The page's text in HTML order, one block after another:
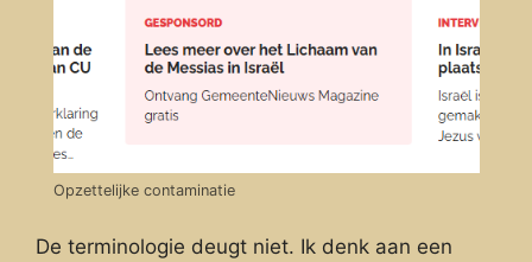
Opzettelijke contaminatie
De terminologie deugt niet. Ik denk aan een